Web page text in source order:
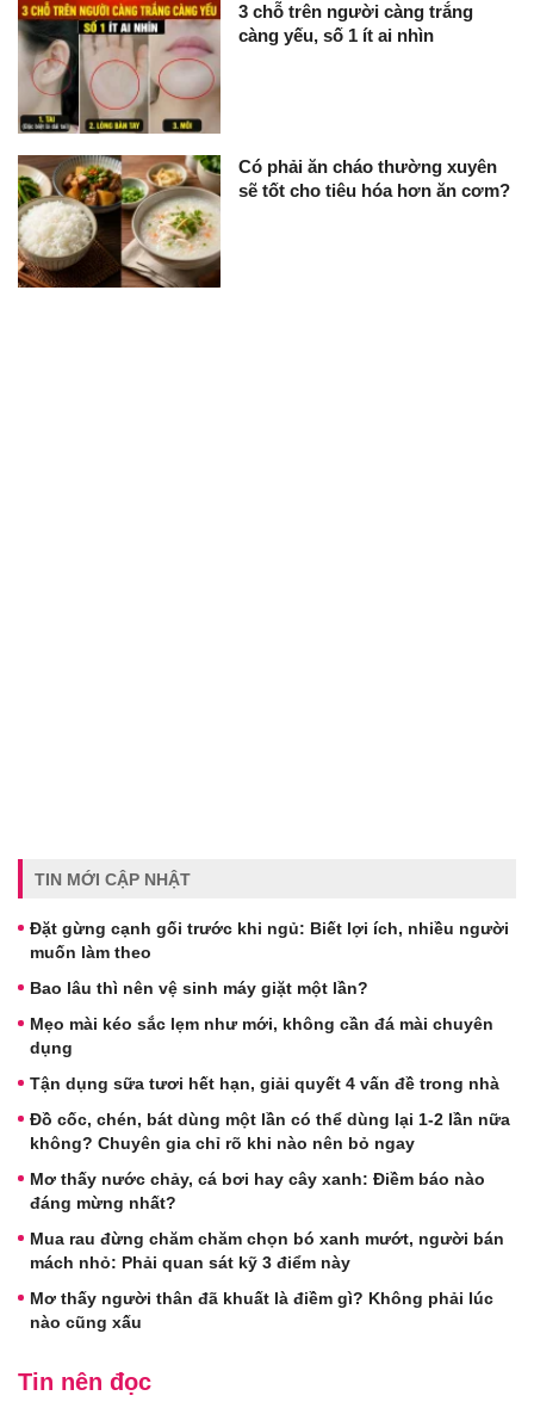
3 chỗ trên người càng trắng
càng yếu, số 1 ít ai nhìn
Có phải ăn cháo thường xuyên
sẽ tốt cho tiêu hóa hơn ăn cơm?
TIN MỚI CẬP NHẬT
Đặt gừng cạnh gối trước khi ngủ: Biết lợi ích, nhiều người
muốn làm theo
Bao lâu thì nên vệ sinh máy giặt một lần?
Mẹo mài kéo sắc lẹm như mới, không cần đá mài chuyên
dụng
Tận dụng sữa tươi hết hạn, giải quyết 4 vấn đề trong nhà
Đồ cốc, chén, bát dùng một lần có thể dùng lại 1-2 lần nữa
không? Chuyên gia chỉ rõ khi nào nên bỏ ngay
Mơ thấy nước chảy, cá bơi hay cây xanh: Điềm báo nào
đáng mừng nhất?
Mua rau đừng chăm chăm chọn bó xanh mướt, người bán
mách nhỏ: Phải quan sát kỹ 3 điểm này
Mơ thấy người thân đã khuất là điềm gì? Không phải lúc
nào cũng xấu
Tin nên đọc